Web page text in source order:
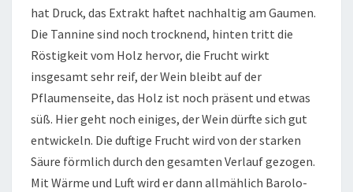
hat Druck, das Extrakt haftet nachhaltig am Gaumen.
Die Tannine sind noch trocknend, hinten tritt die
Röstigkeit vom Holz hervor, die Frucht wirkt
insgesamt sehr reif, der Wein bleibt auf der
Pflaumenseite, das Holz ist noch präsent und etwas
süß. Hier geht noch einiges, der Wein dürfte sich gut
entwickeln. Die duftige Frucht wird von der starken
Säure förmlich durch den gesamten Verlauf gezogen.
Mit Wärme und Luft wird er dann allmählich Barolo-